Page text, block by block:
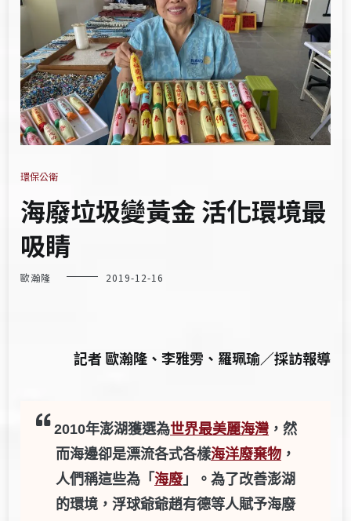
環保公衛
海廢垃圾變黃金 活化環境最
吸睛
歐瀚隆 2019-12-16
記者 歐瀚隆、李雅雱、羅珮瑜／採訪報導
2010年澎湖獲選為世界最美麗海灣 ，然
而海邊卻是漂流各式各樣海洋廢棄物 ，
人們稱這些為「 海廢」。為了改善澎湖
的環境，浮球爺爺趙有德等人賦予海廢